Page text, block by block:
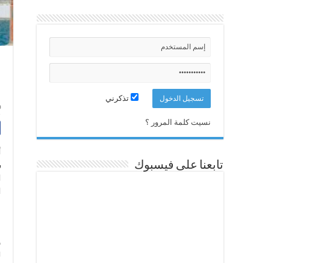
تذكرني
نسيت كلمة المرور ؟
تابعنا على فيسبوك